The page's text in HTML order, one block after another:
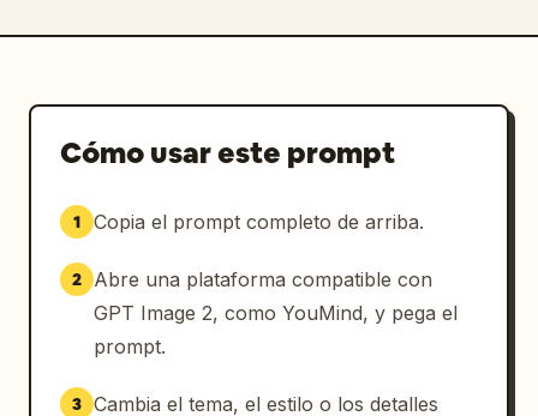
Cómo usar este prompt
1 Copia el prompt completo de arriba.
2
Abre una plataforma compatible con
GPT Image 2, como YouMind, y pega el
prompt.
3 Cambia el tema, el estilo o los detalles